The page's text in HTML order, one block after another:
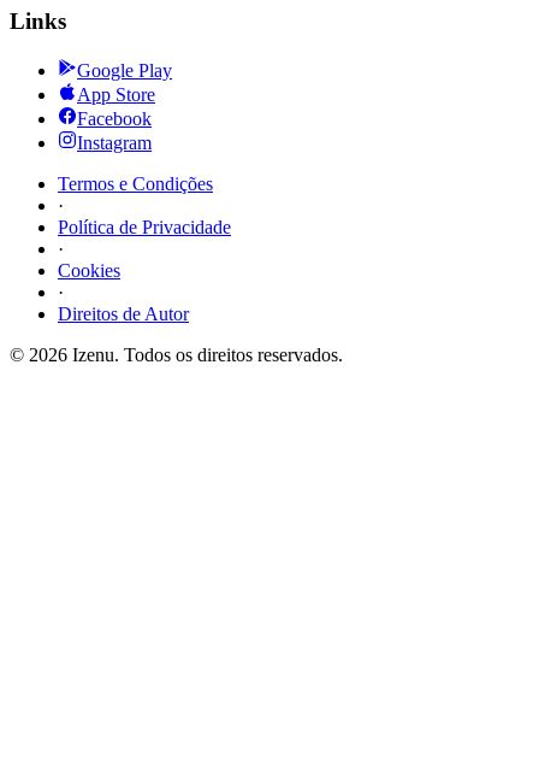
Links
Google Play
App Store
Facebook
Instagram
Termos e Condições
·
Política de Privacidade
·
Cookies
·
Direitos de Autor
© 2026 Izenu. Todos os direitos reservados.